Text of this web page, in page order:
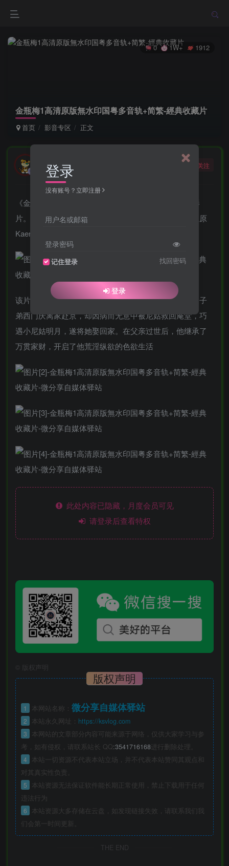
金瓶梅1高清原版無水印国粤多音轨+简繁-經典收藏片
首页 影音专区 正文
0 1W+ 1912
酒醒只在花前坐，酒醉还来花下眠。
关注
《金瓶梅》是由中国香港名威影业制作的94分钟情色影
片。该片由钱文琦执导，林伟健、徐少强、若菜光、上原
Kaera等主演，于2008年9月19日在中国香港上映。
该片改编自明代长篇世情小说《金瓶梅》，讲述了世家子
弟西门庆离家赴京，却因病而无意中被尼姑救回庵堂，巧
遇小尼姑明月，遂将她娶回家。在父亲过世后，他继承了
万贯家财，开启了他荒淫纵欲的色欲生活
此处内容已隐藏，月度会员可见
请登录后查看特权
版权声明
版权声明
1 本网站名称： 微分享自媒体驿站
2 本站永久网址： https://ksvlog.com
3
本网站的文章部分内容可能来源于网络，仅供大家学习与参
考，如有侵权，请联系站长 QQ:3541716168进行删除处理。
4
本站一切资源不代表本站立场，并不代表本站赞同其观点和
对其真实性负责。
5
本站资源无法保证软件能长期正常使用，禁止下载用于任何
违法行为
6
本站资源大多存储在云盘，如发现链接失效，请联系我们我
们会第一时间更新。
THE END
登录
没有账号？立即注册
用户名或邮箱
登录密码
记住登录 找回密码
登录